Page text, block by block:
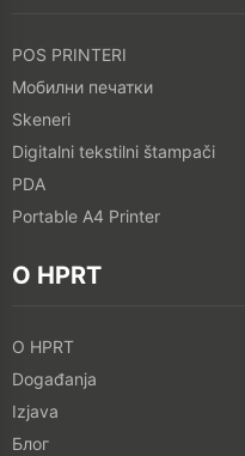
POS PRINTERI
Мобилни печатки
Skeneri
Digitalni tekstilni štampači
PDA
Portable A4 Printer
O HPRT
O HPRT
Događanja
Izjava
Блог